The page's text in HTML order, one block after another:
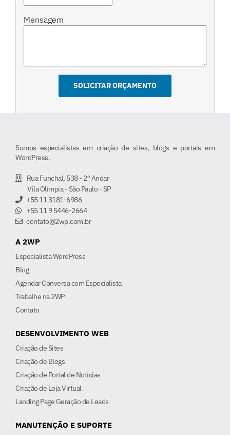
Mensagem
Somos especialistas em criação de sites, blogs e portais em
WordPress.
Rua Funchal, 538 - 2º Andar
Vila Olímpia - São Paulo - SP
+55 11 3181-6986
+55 11 9 5446-2664
contato@2wp.com.br
A 2WP
Especialista WordPress
Blog
Agendar Conversa com Especialista
Trabalhe na 2WP
Contato
DESENVOLVIMENTO WEB
Criação de Sites
Criação de Blogs
Criação de Portal de Notícias
Criação de Loja Virtual
Landing Page Geração de Leads
MANUTENÇÃO E SUPORTE